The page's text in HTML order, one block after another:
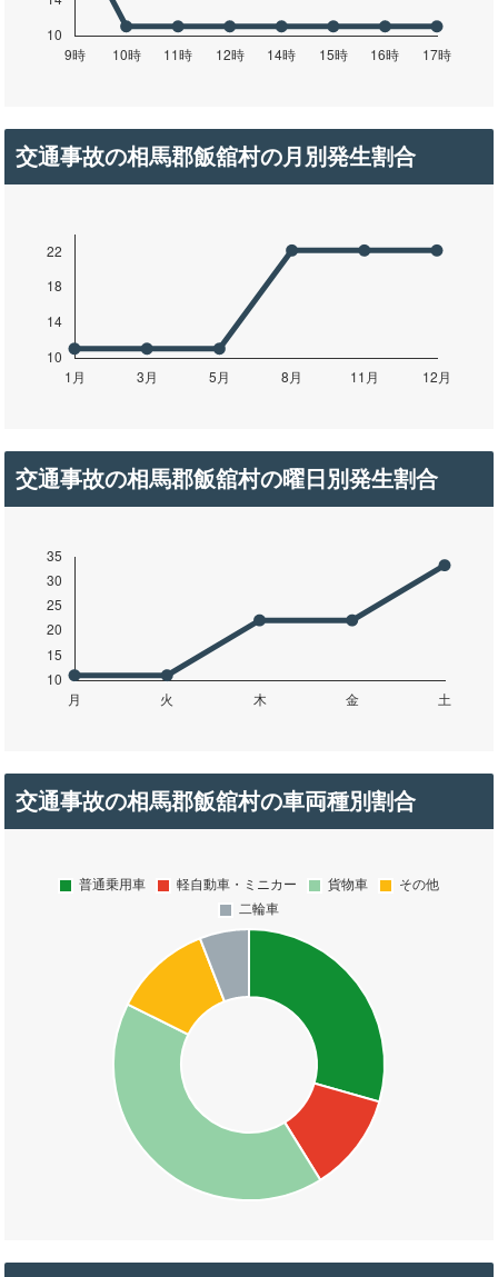
交通事故の相馬郡飯舘村の月別発生割合
交通事故の相馬郡飯舘村の曜日別発生割合
交通事故の相馬郡飯舘村の車両種別割合